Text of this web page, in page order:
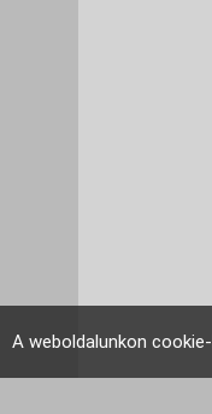
A weboldalunkon